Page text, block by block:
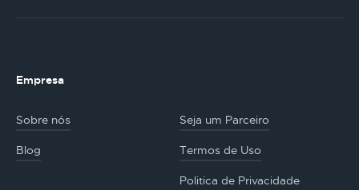
Empresa
Sobre nós Seja um Parceiro
Blog Termos de Uso
Politica de Privacidade